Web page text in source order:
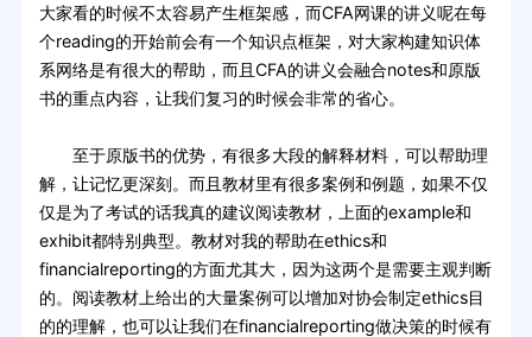
大家看的时候不太容易产生框架感，而CFA网课的讲义呢在每
个reading的开始前会有一个知识点框架，对大家构建知识体
系网络是有很大的帮助，而且CFA的讲义会融合notes和原版
书的重点内容，让我们复习的时候会非常的省心。
至于原版书的优势，有很多大段的解释材料，可以帮助理
解，让记忆更深刻。而且教材里有很多案例和例题，如果不仅
仅是为了考试的话我真的建议阅读教材，上面的example和
exhibit都特别典型。教材对我的帮助在ethics和
financialreporting的方面尤其大，因为这两个是需要主观判断
的。阅读教材上给出的大量案例可以增加对协会制定ethics目
的的理解，也可以让我们在financialreporting做决策的时候有